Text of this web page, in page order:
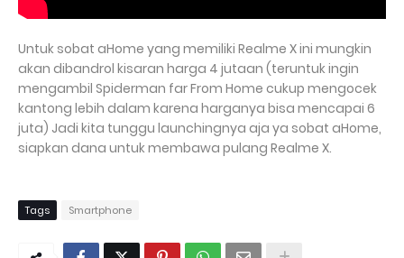
Untuk sobat aHome yang memiliki Realme X ini mungkin
akan dibandrol kisaran harga 4 jutaan (teruntuk ingin
mengambil Spiderman far From Home cukup mengocek
kantong lebih dalam karena harganya bisa mencapai 6
juta) Jadi kita tunggu launchingnya aja ya sobat aHome,
siapkan dana untuk membawa pulang Realme X.
Tags Smartphone